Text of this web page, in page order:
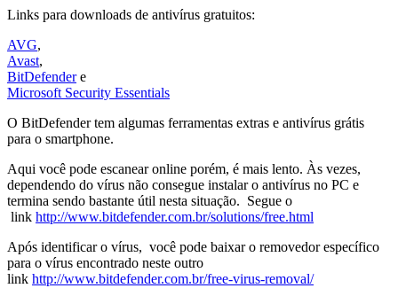
Links para downloads de antivírus gratuitos:
AVG,
Avast,
BitDefendere
Microsoft Security Essentials
O BitDefender tem algumas ferramentas extras e antivírus grátis
para o smartphone.
Aqui você pode escanear online porém, é mais lento. Às vezes,
dependendo do vírus não consegue instalar o antivírus no PC e
termina sendo bastante útil nesta situação. Segue o
link http://www.bitdefender.com.br/solutions/free.html
Após identificar o vírus, você pode baixar o removedor específico
para o vírus encontrado neste outro
link http://www.bitdefender.com.br/free-virus-removal/